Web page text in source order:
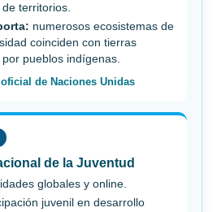
territorios.
numerosos ecosistemas de
coinciden con tierras
pueblos indígenas.
de Naciones Unidas
de la Juventud
globales y online.
juvenil en desarrollo